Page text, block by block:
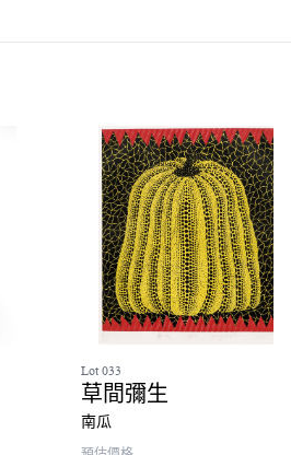
Lot 033
草間彌生
南瓜